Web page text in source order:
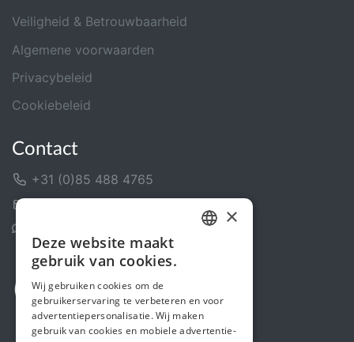
Veiligheid & Betrouwbaarheid
Algemene voorwaarden
Privacybeleid
Cookiebeleid
Contact
+31 (0)85 488 4765
ENGLISH
×
Deze website maakt
gebruik van cookies.
Wij gebruiken cookies om de
gebruikerservaring te verbeteren en voor
advertentiepersonalisatie. Wij maken
gebruik van cookies en mobiele advertentie-